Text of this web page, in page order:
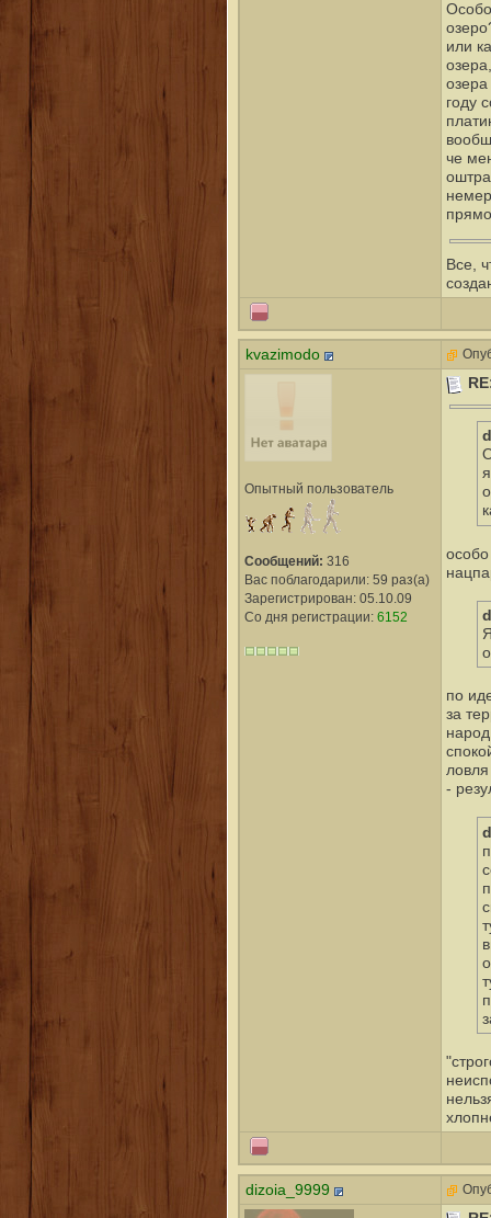
или
году
че
Все,
kvazimodo
Опытный пользователь
Сообщений: 316
Вас поблагодарили: 59 раз(а)
Зарегистрирован: 05.10.09
Со дня регистрации: 6152
по
за
-
dizoia_9999